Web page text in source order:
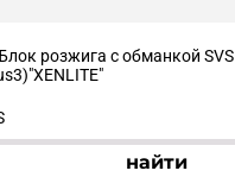
Блок розжига с обманкой
найти